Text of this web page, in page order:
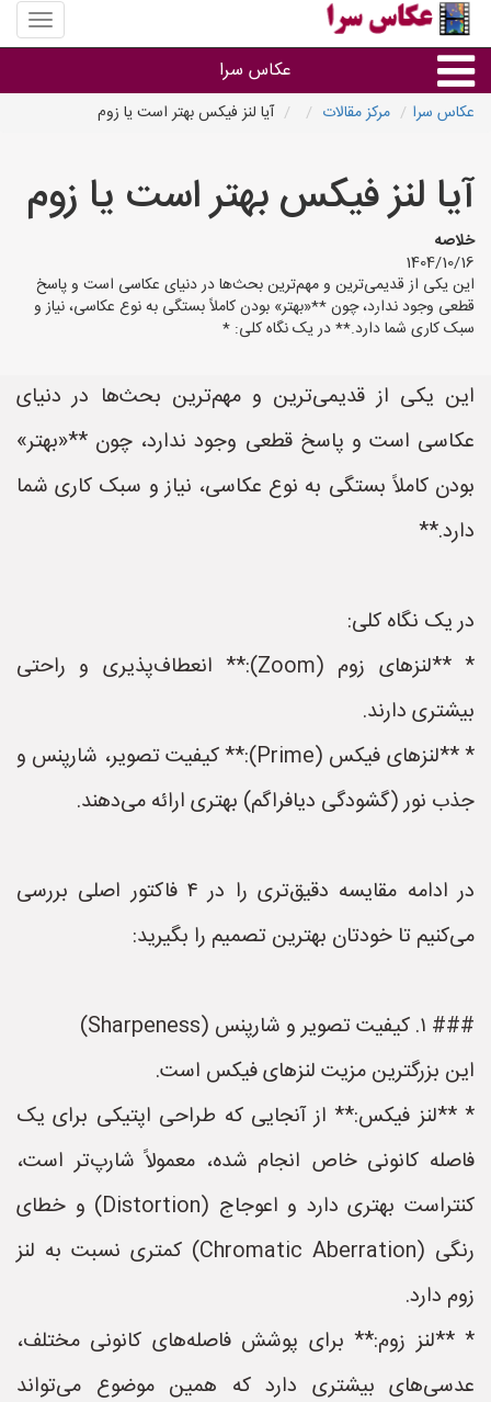
منوی
سایت
سرا
عکاس سرا
آتلیه و فیلمبرداری در هر شهر
عکاس سرا مرکز مقالات آیا لنز فیکس بهتر است یا زوم
آیا لنز فیکس بهتر است یا زوم
خلاصه
1404/10/16
این یکی از قدیمی‌ترین و مهم‌ترین بحث‌ها در دنیای عکاسی است و پاسخ
قطعی وجود ندارد، چون **«بهتر» بودن کاملاً بستگی به نوع عکاسی، نیاز و
سبک کاری شما دارد.** در یک نگاه کلی: *
این یکی از قدیمی‌ترین و مهم‌ترین بحث‌ها در دنیای
عکاسی است و پاسخ قطعی وجود ندارد، چون **«بهتر»
بودن کاملاً بستگی به نوع عکاسی، نیاز و سبک کاری شما
دارد.**
در یک نگاه کلی:
* **لنزهای زوم (Zoom):** انعطاف‌پذیری و راحتی
بیشتری دارند.
* **لنزهای فیکس (Prime):** کیفیت تصویر، شارپنس و
جذب نور (گشودگی دیافراگم) بهتری ارائه می‌دهند.
در ادامه مقایسه دقیق‌تری را در ۴ فاکتور اصلی بررسی
می‌کنیم تا خودتان بهترین تصمیم را بگیرید:
### ۱. کیفیت تصویر و شارپنس (Sharpeness)
این بزرگترین مزیت لنزهای فیکس است.
* **لنز فیکس:** از آنجایی که طراحی اپتیکی برای یک
فاصله کانونی خاص انجام شده، معمولاً شارپ‌تر است،
کنتراست بهتری دارد و اعوجاج (Distortion) و خطای
رنگی (Chromatic Aberration) کمتری نسبت به لنز
زوم دارد.
* **لنز زوم:** برای پوشش فاصله‌های کانونی مختلف،
عدسی‌های بیشتری دارد که همین موضوع می‌تواند